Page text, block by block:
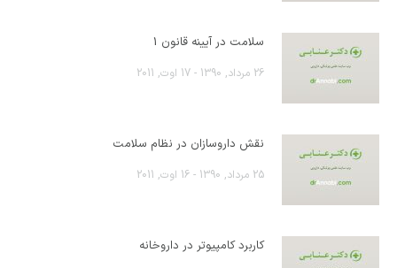
سلامت در آیینه قانون 1
26 مرداد, 1390 - 17 اوت, 2011
نقش داروسازان در نظام سلامت
25 مرداد, 1390 - 16 اوت, 2011
کاربرد کامپیوتر در داروخانه